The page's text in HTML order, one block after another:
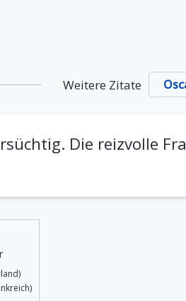
Weitere Zitate
Die reizvolle